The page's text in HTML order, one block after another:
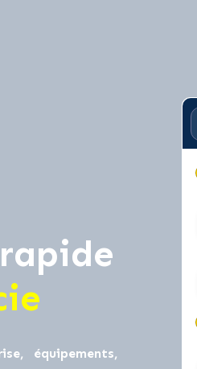
équipements,